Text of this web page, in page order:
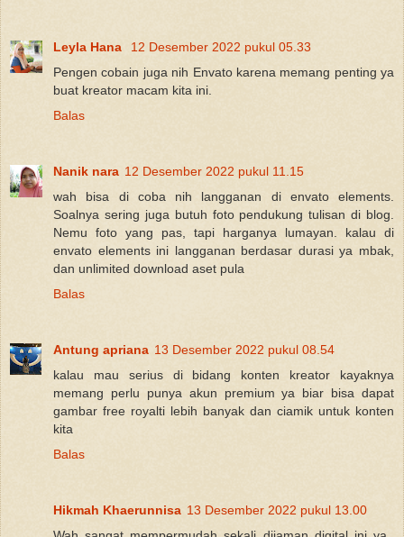
Leyla Hana
12 Desember 2022 pukul 05.33
Pengen cobain juga nih Envato karena memang penting ya
buat kreator macam kita ini.
Balas
Nanik nara 12 Desember 2022 pukul 11.15
wah bisa di coba nih langganan di envato elements.
Soalnya sering juga butuh foto pendukung tulisan di blog.
Nemu foto yang pas, tapi harganya lumayan. kalau di
envato elements ini langganan berdasar durasi ya mbak,
dan unlimited download aset pula
Balas
Antung apriana 13 Desember 2022 pukul 08.54
kalau mau serius di bidang konten kreator kayaknya
memang perlu punya akun premium ya biar bisa dapat
gambar free royalti lebih banyak dan ciamik untuk konten
kita
Balas
Hikmah Khaerunnisa 13 Desember 2022 pukul 13.00